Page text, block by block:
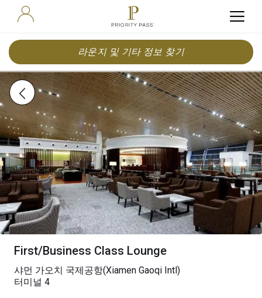
라운지 및 기타 정보 찾기
First/Business Class Lounge
샤먼 가오치 국제공항(Xiamen Gaoqi Intl)
터미널 4